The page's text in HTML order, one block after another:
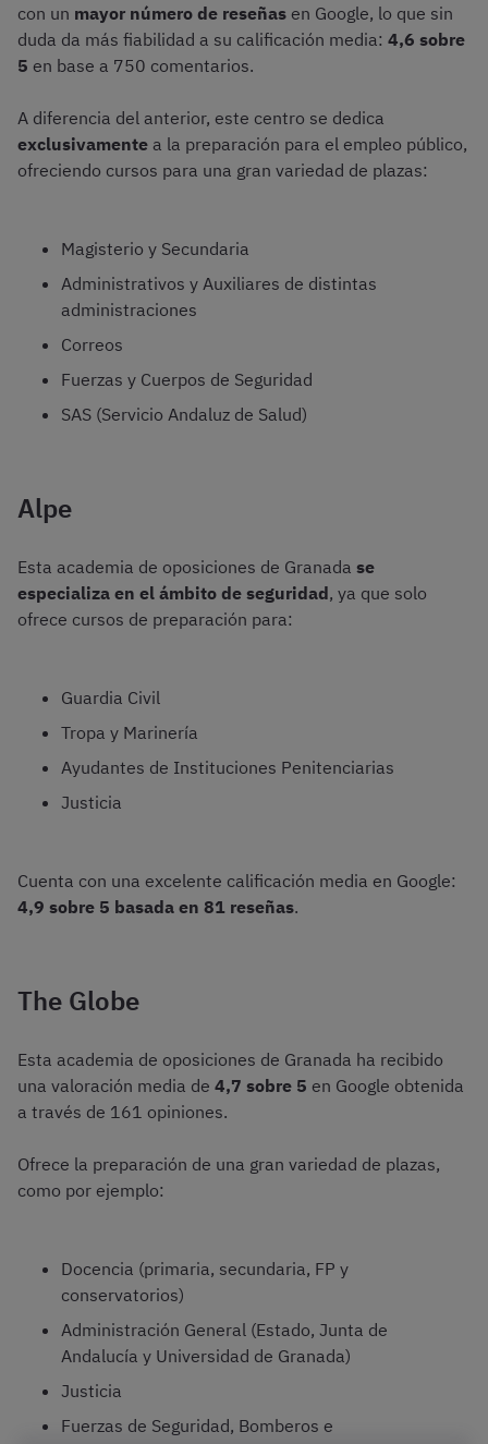
con un mayor número de reseñas en Google, lo que sin
duda da más fiabilidad a su calificación media: 4,6 sobre
5 en base a 750 comentarios.
A diferencia del anterior, este centro se dedica
exclusivamente a la preparación para el empleo público,
ofreciendo cursos para una gran variedad de plazas:
Magisterio y Secundaria
Administrativos y Auxiliares de distintas
administraciones
Correos
Fuerzas y Cuerpos de Seguridad
SAS (Servicio Andaluz de Salud)
Alpe
Esta academia de oposiciones de Granada se
especializa en el ámbito de seguridad, ya que solo
ofrece cursos de preparación para:
Guardia Civil
Tropa y Marinería
Ayudantes de Instituciones Penitenciarias
Justicia
Cuenta con una excelente calificación media en Google:
4,9 sobre 5 basada en 81 reseñas.
The Globe
Esta academia de oposiciones de Granada ha recibido
una valoración media de 4,7 sobre 5 en Google obtenida
a través de 161 opiniones.
Ofrece la preparación de una gran variedad de plazas,
como por ejemplo:
Docencia (primaria, secundaria, FP y
conservatorios)
Administración General (Estado, Junta de
Andalucía y Universidad de Granada)
Justicia
Fuerzas de Seguridad, Bomberos e